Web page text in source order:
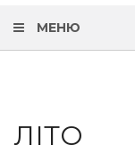
МЕНЮ
ЛІТО